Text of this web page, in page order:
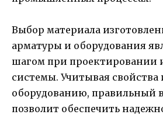
Выбор материала
арматуры и оборудования
шагом при проектировании
системы. Учитывая свойства
оборудованию, правильный
позволит обеспечить